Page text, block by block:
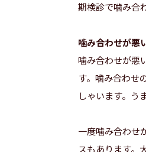
期検診で噛み合
噛み合わせが悪
噛み合わせが悪
す。噛み合わせ
しゃいます。う
一度噛み合わせ
スもあります。